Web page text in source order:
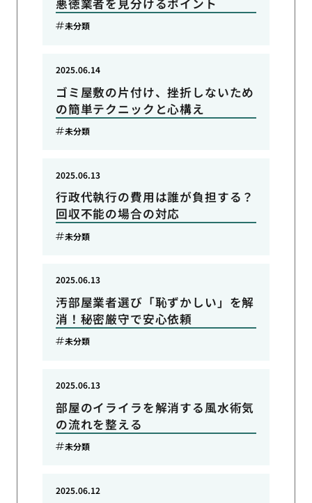
悪徳業者を見分けるポイント
未分類
ゴミ屋敷の片付け、挫折しないため
の簡単テクニックと心構え
2025.06.14
未分類
行政代執行の費用は誰が負担する？
回収不能の場合の対応
2025.06.13
未分類
汚部屋業者選び「恥ずかしい」を解
消！秘密厳守で安心依頼
2025.06.13
未分類
部屋のイライラを解消する風水術気
の流れを整える
2025.06.13
未分類
2025.06.12